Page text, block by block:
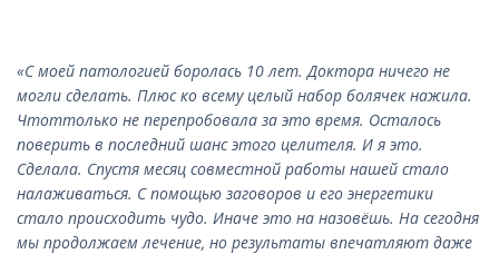
«С моей патологией боролась 10 лет. Доктора ничего не
могли сделать. Плюс ко всему целый набор болячек нажила.
Чтоттолько не перепробовала за это время. Осталось
поверить в последний шанс этого целителя. И я это.
Сделала. Спустя месяц совместной работы нашей стало
налаживаться. С помощью заговоров и его энергетики
стало происходить чудо. Иначе это на назовёшь. На сегодня
мы продолжаем лечение, но результаты впечатляют даже